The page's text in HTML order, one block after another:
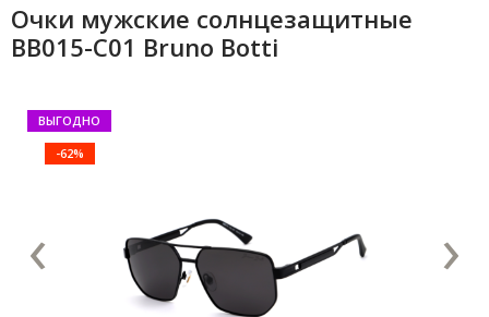
Очки мужские солнцезащитные
BB015-C01 Bruno Botti
ВЫГОДНО
-62%
‹ ›